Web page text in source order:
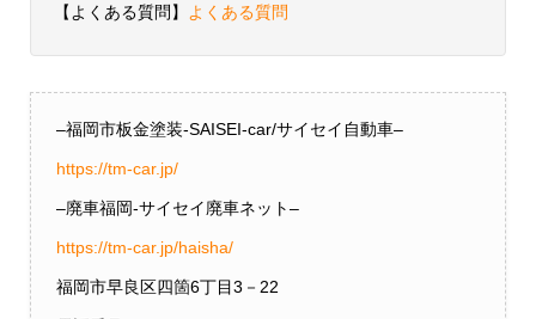
【よくある質問】 よくある質問
–福岡市板金塗装-SAISEI-car/サイセイ自動車–
https://tm-car.jp/
–廃車福岡-サイセイ廃車ネット–
https://tm-car.jp/haisha/
福岡市早良区四箇6丁目3－22